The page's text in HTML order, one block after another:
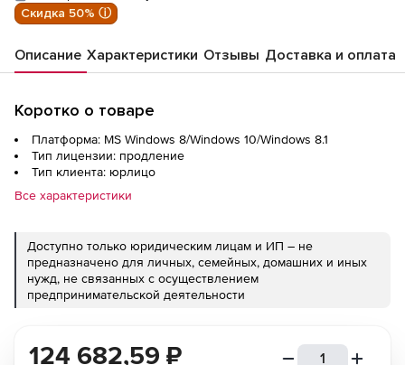
Скидка 50% ⓘ
Описание Характеристики Отзывы Доставка и оплата
Коротко о товаре
Платформа: MS Windows 8/Windows 10/Windows 8.1
Тип лицензии: продление
Тип клиента: юрлицо
Все характеристики
Доступно только юридическим лицам и ИП – не
предназначено для личных, семейных, домашних и иных
нужд, не связанных с осуществлением
предпринимательской деятельности
124 682,59 ₽